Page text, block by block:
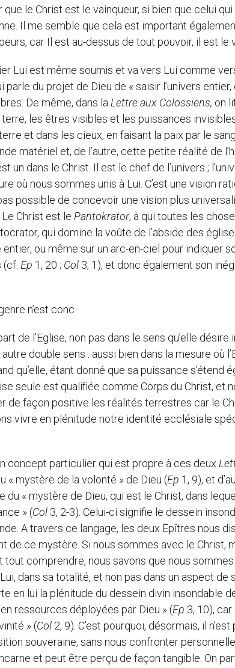
le Christ est le vainqueur, si bien que celui
Il me semble que cela est important
car Il est au-dessus de tout pouvoir, il est le
Lui est même soumis et va vers Lui comme
parle du projet de Dieu de « saisir l’univers
De même, dans la Lettreaux Colossiens, on
les êtres visibles et les puissances
et dans les cieux, en faisant la paix par le
matériel et, de l’autre, cette petite réalité de
un dans le Christ. Il est le chef de l’univers ;
où nous sommes unis à Lui. C’est une vision
pas possible de concevoir une vision plus
Christ est le Pantokrator, à qui toutes les
qui domine la voûte de l’abside des
ou même sur un arc-en-ciel pour indiquer
Ep 1, 20 ; Col 3, 1), et donc également son
n’est conc
de l’Eglise, non pas dans le sens qu’elle
double sens : aussi bien dans la mesure où
qu’elle, étant donné que sa puissance s’étend
seule est qualifiée comme Corps du Christ, et
de façon positive les réalités terrestres car le
vivre en plénitude notre identité ecclésiale
concept particulier qui est propre à ces deux
« mystère de la volonté » de Dieu (Ep 1, 9), et
du « mystère de Dieu, qui est le Christ, dans
» (Col 3, 2-3). Celui-ci signifie le dessein
A travers ce langage, les deux Epîtres nous
de ce mystère. Si nous sommes avec le Christ,
comprendre, nous savons que nous
dans sa totalité, et non pas dans un aspect
en lui la plénitude du dessein divin insondable
ressources déployées par Dieu » (Ep 3, 10),
» (Col 2, 9). C’est pourquoi, désormais, il
souveraine, sans nous confronter
et peut être perçu de façon tangible. On